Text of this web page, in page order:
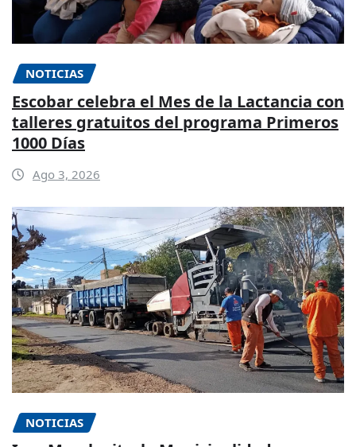
NOTICIAS
Escobar celebra el Mes de la Lactancia con
talleres gratuitos del programa Primeros
1000 Días
Ago 3, 2026
NOTICIAS